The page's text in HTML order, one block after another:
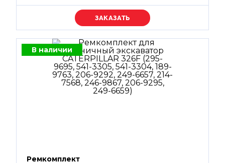
Уточняйте цену
В наличии
Ремкомплект